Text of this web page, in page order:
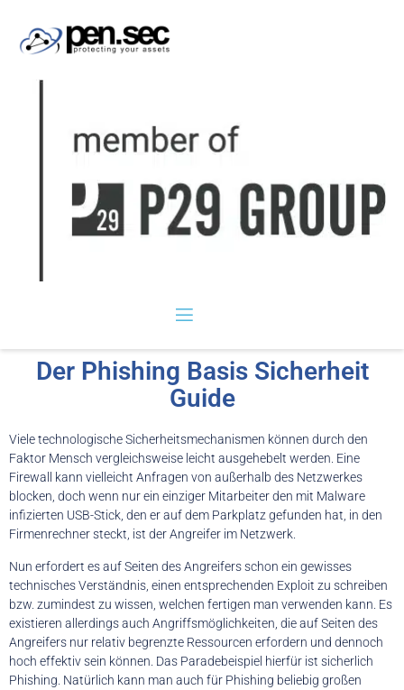
Der Phishing Basis Sicherheit
Guide
Viele technologische Sicherheitsmechanismen können durch den
Faktor Mensch vergleichsweise leicht ausgehebelt werden. Eine
Firewall kann vielleicht Anfragen von außerhalb des Netzwerkes
blocken, doch wenn nur ein einziger Mitarbeiter den mit Malware
infizierten USB-Stick, den er auf dem Parkplatz gefunden hat, in den
Firmenrechner steckt, ist der Angreifer im Netzwerk.
Nun erfordert es auf Seiten des Angreifers schon ein gewisses
technisches Verständnis, einen entsprechenden Exploit zu schreiben
bzw. zumindest zu wissen, welchen fertigen man verwenden kann. Es
existieren allerdings auch Angriffsmöglichkeiten, die auf Seiten des
Angreifers nur relativ begrenzte Ressourcen erfordern und dennoch
hoch effektiv sein können. Das Paradebeispiel hierfür ist sicherlich
Phishing. Natürlich kann man auch für Phishing beliebig großen